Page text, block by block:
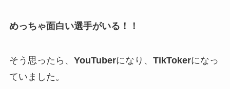
めっちゃ面白い選手がいる！！
そう思ったら、 YouTuberになり、 TikTokerになっ
ていました。